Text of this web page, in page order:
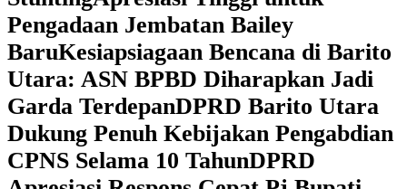
Pengadaan Jembatan Bailey
BaruKesiapsiagaan Bencana di Barito
Utara: ASN BPBD Diharapkan Jadi
Garda TerdepanDPRD Barito Utara
Dukung Penuh Kebijakan Pengabdian
CPNS Selama 10 TahunDPRD